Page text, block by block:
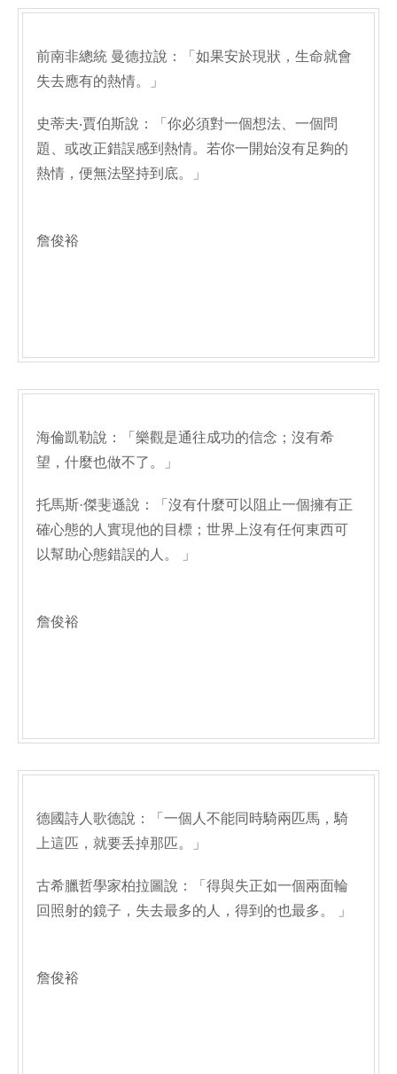
前南非總統 曼德拉說：「如果安於現狀，生命就會
失去應有的熱情。」
史蒂夫‧賈伯斯說：「你必須對一個想法、一個問
題、或改正錯誤感到熱情。若你一開始沒有足夠的
熱情，便無法堅持到底。」
詹俊裕
海倫凱勒說：「樂觀是通往成功的信念；沒有希
望，什麼也做不了。」
托馬斯·傑斐遜說：「沒有什麼可以阻止一個擁有正
確心態的人實現他的目標；世界上沒有任何東西可
以幫助心態錯誤的人。 」
詹俊裕
德國詩人歌德說：「一個人不能同時騎兩匹馬，騎
上這匹，就要丢掉那匹。」
古希臘哲學家柏拉圖說：「得與失正如一個兩面輪
回照射的鏡子，失去最多的人，得到的也最多。 」
詹俊裕